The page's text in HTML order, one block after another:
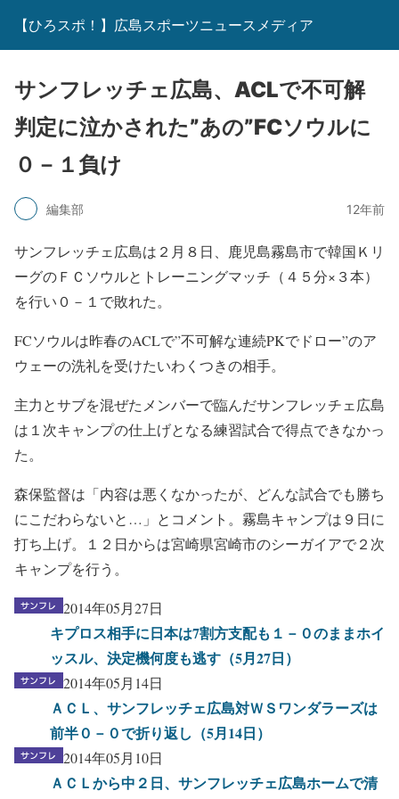
【ひろスポ！】広島スポーツニュースメディア
サンフレッチェ広島、ACLで不可解
判定に泣かされた”あの”FCソウルに
０－１負け
編集部 12年前
サンフレッチェ広島は２月８日、鹿児島霧島市で韓国Ｋリ
ーグのＦＣソウルとトレーニングマッチ（４５分×３本）
を行い０－１で敗れた。
FCソウルは昨春のACLで”不可解な連続PKでドロー”のア
ウェーの洗礼を受けたいわくつきの相手。
主力とサブを混ぜたメンバーで臨んだサンフレッチェ広島
は１次キャンプの仕上げとなる練習試合で得点できなかっ
た。
森保監督は「内容は悪くなかったが、どんな試合でも勝ち
にこだわらないと…」とコメント。霧島キャンプは９日に
打ち上げ。１２日からは宮崎県宮崎市のシーガイアで２次
キャンプを行う。
2014年05月27日
キプロス相手に日本は7割方支配も１－０のままホイ
ッスル、決定機何度も逃す（5月27日）
2014年05月14日
ＡＣＬ、サンフレッチェ広島対ＷＳワンダラーズは
前半０－０で折り返し（5月14日）
2014年05月10日
ＡＣＬから中２日、サンフレッチェ広島ホームで清